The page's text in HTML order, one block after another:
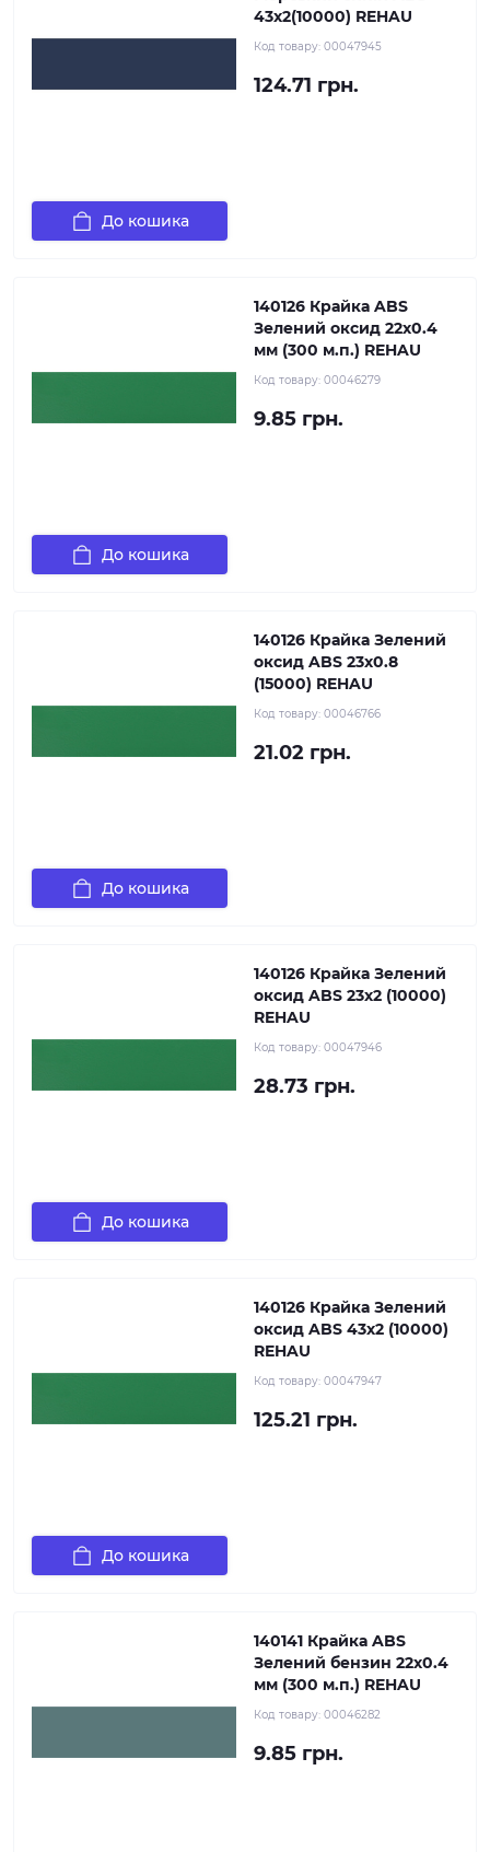
43х2(10000) REHAU
Код товару: 00047945
124.71 грн.
До кошика
140126 Крайка ABS
Зелений оксид 22х0.4
мм (300 м.п.) REHAU
Код товару: 00046279
9.85 грн.
До кошика
140126 Крайка Зелений
оксид ABS 23х0.8
(15000) REHAU
Код товару: 00046766
21.02 грн.
До кошика
140126 Крайка Зелений
оксид ABS 23х2 (10000)
REHAU
Код товару: 00047946
28.73 грн.
До кошика
140126 Крайка Зелений
оксид ABS 43х2 (10000)
REHAU
Код товару: 00047947
125.21 грн.
До кошика
140141 Крайка ABS
Зелений бензин 22х0.4
мм (300 м.п.) REHAU
Код товару: 00046282
9.85 грн.